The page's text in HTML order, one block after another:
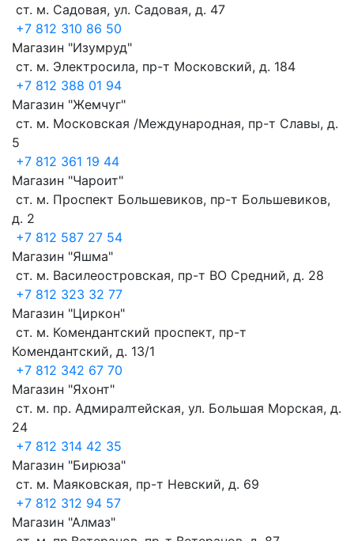
ст. м. Садовая, ул. Садовая, д. 47
+7 812 310 86 50
Магазин "Изумруд"
ст. м. Электросила, пр-т Московский, д. 184
+7 812 388 01 94
Магазин "Жемчуг"
ст. м. Московская /Международная, пр-т Славы, д.
5
+7 812 361 19 44
Магазин "Чароит"
ст. м. Проспект Большевиков, пр-т Большевиков,
д. 2
+7 812 587 27 54
Магазин "Яшма"
ст. м. Василеостровская, пр-т ВO Средний, д. 28
+7 812 323 32 77
Магазин "Циркон"
ст. м. Комендантский проспект, пр-т
Комендантский, д. 13/1
+7 812 342 67 70
Магазин "Яхонт"
ст. м. пр. Адмиралтейская, ул. Большая Морская, д.
24
+7 812 314 42 35
Магазин "Бирюза"
ст. м. Маяковская, пр-т Невский, д. 69
+7 812 312 94 57
Магазин "Алмаз"